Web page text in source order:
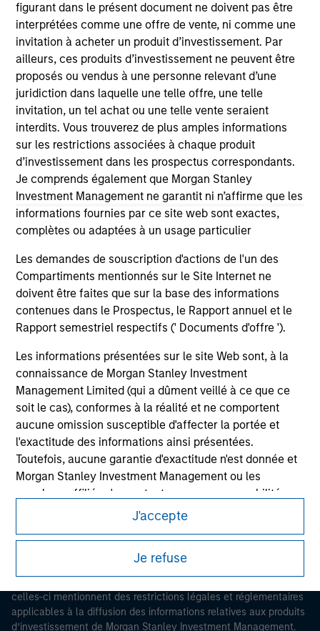
figurant dans le présent document ne doivent pas être
interprétées comme une offre de vente, ni comme une
invitation à acheter un produit d’investissement. Par
ailleurs, ces produits d’investissement ne peuvent être
proposés ou vendus à une personne relevant d’une
juridiction dans laquelle une telle offre, une telle
invitation, un tel achat ou une telle vente seraient
interdits. Vous trouverez de plus amples informations
sur les restrictions associées à chaque produit
d’investissement dans les prospectus correspondants.
Je comprends également que Morgan Stanley
Investment Management ne garantit ni n’affirme que les
informations fournies par ce site web sont exactes,
complètes ou adaptées à un usage particulier
Les demandes de souscription d'actions de l'un des
Compartiments mentionnés sur le Site Internet ne
doivent être faites que sur la base des informations
contenues dans le Prospectus, le Rapport annuel et le
Rapport semestriel respectifs (' Documents d'offre ').
Les informations présentées sur le site Web sont, à la
connaissance de Morgan Stanley Investment
Management Limited (qui a dûment veillé à ce que ce
soit le cas), conformes à la réalité et ne comportent
aucune omission susceptible d'affecter la portée et
l'exactitude des informations ainsi présentées.
Toutefois, aucune garantie d'exactitude n'est donnée et
Morgan Stanley Investment Management ou les
membres affiliés n'acceptent aucune responsabilité
pour toute erreur ou omission de tiers.
Les professionnels du secteur financier sont contraints
de respecter certaines obligations destinées à
empêcher l’utilisation de fonds d’investissement à des
fins de blanchiment d’argent. Par conséquent, une
procédure d’identification des souscripteurs est
imposée. Morgan Stanley Investment Management
J'accepte
Je refuse
As of December 12, 2025. The above is provided for
informational and educational purposes only. There is no
guarantee that the investment mentioned resulted in
positive performance (for realized holdings), or will perform
well in the future (for current holdings). The trademarks and
service marks above are the property of their respective
owners. The information on this website has not been
authorized, sponsored, or otherwise approved by such
owners. By clicking on any links shown here, you agree that
you are navigating to a third party site. We are providing
these hyperlinks to you only as a convenience and the
inclusion of any hyperlink is not and does not imply any
endorsement, approval, investigation, verification or
monitoring by us of any information contained in any
hyperlinked site. In no event shall we be responsible for the
information contained on the site or your use of such site.
Morgan Stanley
Morgan Stanley Careers
Ce document est une communication promotionnelle.
celles-ci mentionnent des restrictions légales et réglementaires
applicables à la diffusion des informations relatives aux produits
d’investissement de Morgan Stanley Investment Management.